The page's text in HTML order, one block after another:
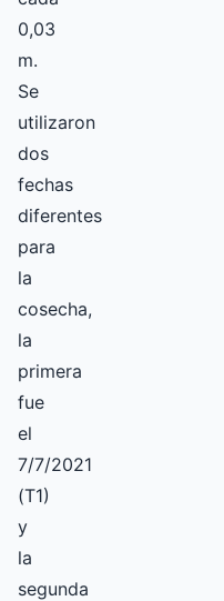
0,03
m.
Se
utilizaron
dos
fechas
diferentes
para
la
cosecha,
la
primera
fue
el
7/7/2021
(T1)
y
la
segunda